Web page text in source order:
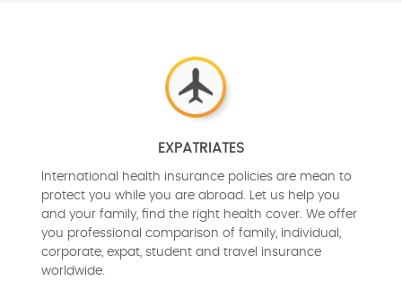
EXPATRIATES
International health insurance policies are mean to
protect you while you are abroad. Let us help you
and your family, find the right health cover. We offer
you professional comparison of family, individual,
corporate, expat, student and travel insurance
worldwide.